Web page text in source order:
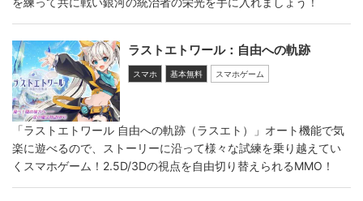
ラストエトワール：自由への軌跡
スマホ 基本無料 スマホゲーム
「ラストエトワール 自由への軌跡（ラスエト）」オート機能で気
楽に遊べるので、ストーリーに沿って様々な試練を乗り越えてい
くスマホゲーム！2.5D/3Dの視点を自由切り替えられるMMO！